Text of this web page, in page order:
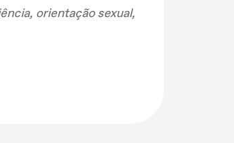
orientação sexual,